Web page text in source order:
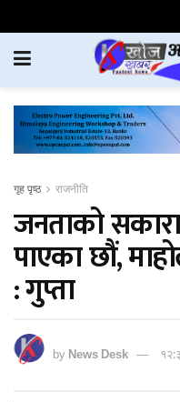
गृह पृष्ठ राजनीति
जनताको
पाएका छौं,
: गुप्ता
byNews Desk